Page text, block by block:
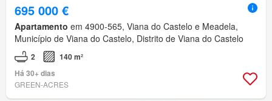
695 000 €
Apartamento em 4900-565, Viana do Castelo e Meadela,
Município de Viana do Castelo, Distrito de Viana do Castelo
2
140 m²
Há 30+ dias
GREEN-ACRES